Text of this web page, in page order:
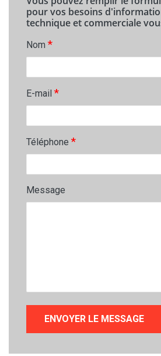
pour vos besoins
technique et commerciale
Nom *
E-mail *
Téléphone *
Message